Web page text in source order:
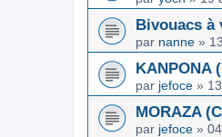
Bivouacs à
par nanne »
KANPONA
par jefoce »
MORAZA
par jefoce »